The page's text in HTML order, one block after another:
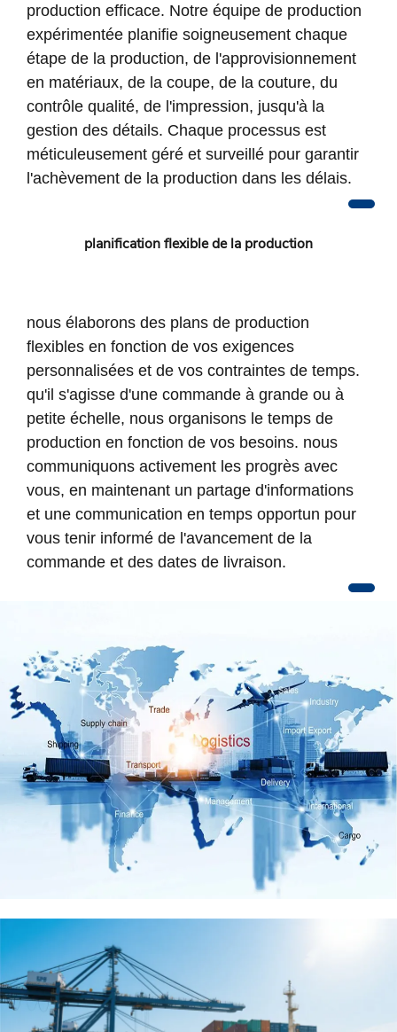
production efficace. Notre équipe de production
expérimentée planifie soigneusement chaque
étape de la production, de l'approvisionnement
en matériaux, de la coupe, de la couture, du
contrôle qualité, de l'impression, jusqu'à la
gestion des détails. Chaque processus est
méticuleusement géré et surveillé pour garantir
l'achèvement de la production dans les délais.
planification flexible de la production
nous élaborons des plans de production
flexibles en fonction de vos exigences
personnalisées et de vos contraintes de temps.
qu'il s'agisse d'une commande à grande ou à
petite échelle, nous organisons le temps de
production en fonction de vos besoins. nous
communiquons activement les progrès avec
vous, en maintenant un partage d'informations
et une communication en temps opportun pour
vous tenir informé de l'avancement de la
commande et des dates de livraison.